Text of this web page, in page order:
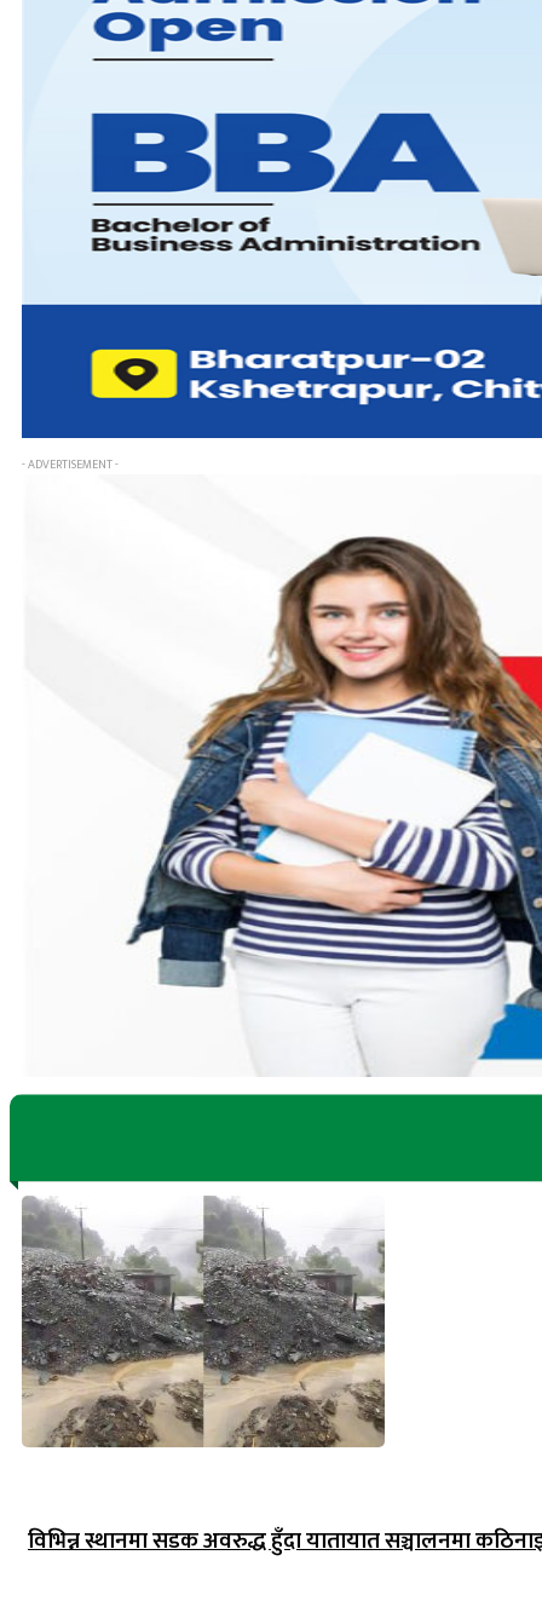
- ADVERTISEMENT -
विभिन्न स्थानमा सडक अवरुद्ध हुँदा यातायात सञ्चालनमा